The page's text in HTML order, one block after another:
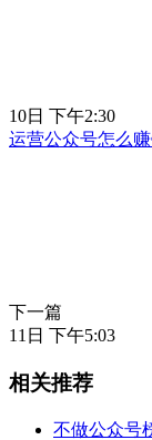
10日 下午2:30
运营公众号怎么
下一篇
11日 下午5:03
相关推荐
不做公众号